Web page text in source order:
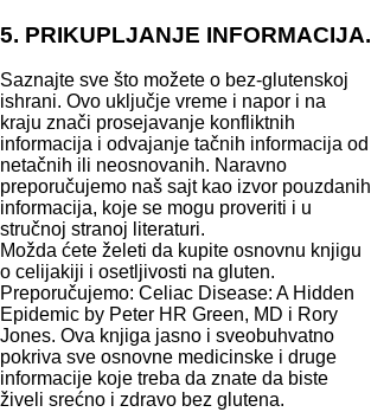
5. PRIKUPLJANJE INFORMACIJA.
Saznajte sve što možete o bez-glutenskoj
ishrani. Ovo uključje vreme i napor i na
kraju znači prosejavanje konfliktnih
informacija i odvajanje tačnih informacija od
netačnih ili neosnovanih. Naravno
preporučujemo naš sajt kao izvor pouzdanih
informacija, koje se mogu proveriti i u
stručnoj stranoj literaturi.
Možda ćete želeti da kupite osnovnu knjigu
o celijakiji i osetljivosti na gluten.
Preporučujemo: Celiac Disease: A Hidden
Epidemic by Peter HR Green, MD i Rory
Jones. Ova knjiga jasno i sveobuhvatno
pokriva sve osnovne medicinske i druge
informacije koje treba da znate da biste
živeli srećno i zdravo bez glutena.